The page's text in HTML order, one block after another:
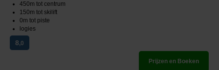
450m tot centrum
150m tot skilift
0m tot piste
logies
8,0
Prijzen en Boeken